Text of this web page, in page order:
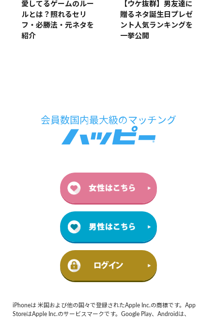
愛してるゲームのルー
ルとは？照れるセリ
フ・必勝法・元ネタを
紹介
【ウケ抜群】男友達に
贈るネタ誕生日プレゼ
ント人気ランキングを
一挙公開
iPhoneは 米国および他の国々で登録されたApple Inc.の商標です。App
StoreはApple Inc.のサービスマークです。Google Play、Androidは、